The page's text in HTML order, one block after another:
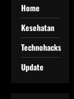
Home
Kesehatan
Technohacks
Update